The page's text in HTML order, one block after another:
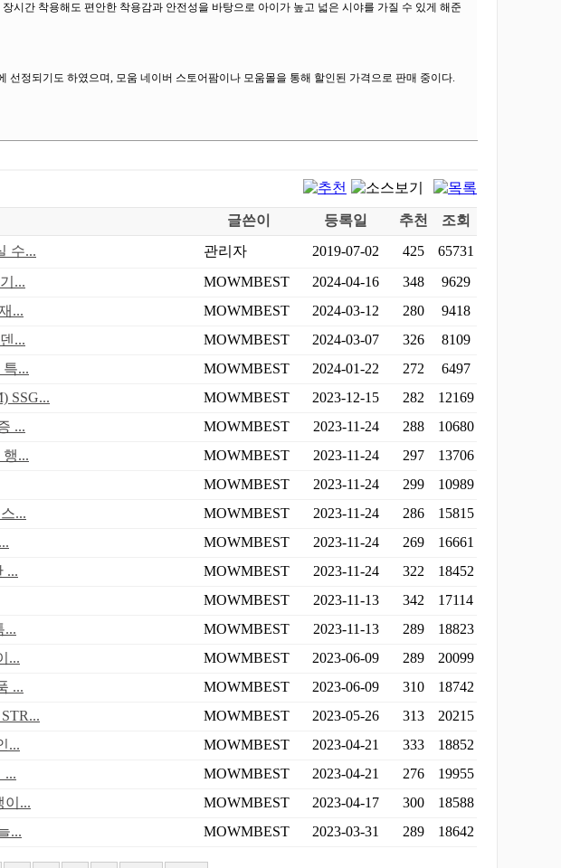
시간 착용해도 편안한 착용감과 안전성을 바탕으로 아이가 높고 넓은 시야를 가질 수 있게 해준
정되기도 하였으며, 모움 네이버 스토어팜이나 모움몰을 통해 할인된 가격으로 판매 중이다.
글쓴이 등록일 추천
조회
수...
관리자 2019-07-02 425
65731
...
MOWMBEST 2024-04-16 348
9629
...
MOWMBEST 2024-03-12 280
9418
...
MOWMBEST 2024-03-07 326
8109
...
MOWMBEST 2024-01-22 272
6497
SSG...
MOWMBEST 2023-12-15 282
12169
...
MOWMBEST 2023-11-24 288
10680
...
MOWMBEST 2023-11-24 297
13706
MOWMBEST
2023-11-24 299
10989
...
MOWMBEST 2023-11-24 286
15815
MOWMBEST 2023-11-24 269
16661
...
MOWMBEST 2023-11-24 322
18452
MOWMBEST
2023-11-13 342
17114
...
MOWMBEST 2023-11-13 289
18823
...
MOWMBEST 2023-06-09 289
20099
...
MOWMBEST 2023-06-09 310
18742
MOWMBEST 2023-05-26 313
20215
...
MOWMBEST 2023-04-21 333
18852
...
MOWMBEST 2023-04-21 276
19955
이...
MOWMBEST 2023-04-17 300
18588
...
MOWMBEST 2023-03-31 289 18642